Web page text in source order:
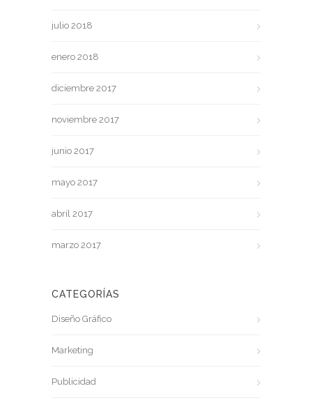
julio 2018
enero 2018
diciembre 2017
noviembre 2017
junio 2017
mayo 2017
abril 2017
marzo 2017
CATEGORÍAS
Diseño Gráfico
Marketing
Publicidad